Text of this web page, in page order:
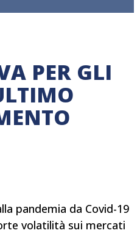
PER GLI
pandemia da Covid-19
volatilità sui mercati